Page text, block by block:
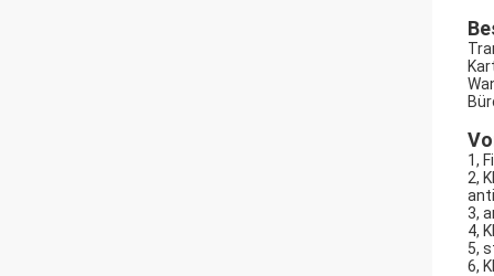
1,
2,
3,
4,
5,
6,